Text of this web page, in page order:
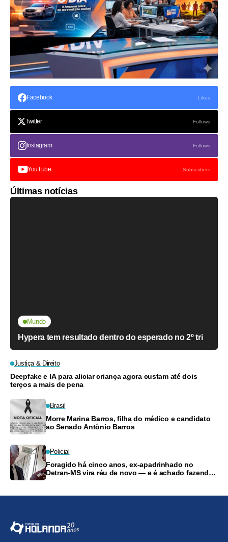
Facebook Likes
Twitter Follows
Instagram Follows
YouTube Subscribers
Últimas notícias
Mundo
Hypera tem resultado dentro do esperado no 2º tri
Justiça & Direito
Deepfake e IA para aliciar criança agora custam até dois
terços a mais de pena
Brasil
Morre Marina Barros, filha do médico e candidato
ao Senado Antônio Barros
Policial
Foragido há cinco anos, ex-apadrinhado no
Detran-MS vira réu de novo — e é achado fazendo